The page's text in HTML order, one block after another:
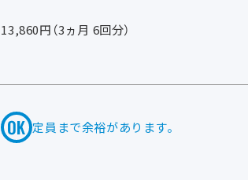
13,860円（3ヵ月 6回分）
定員まで余裕があります。